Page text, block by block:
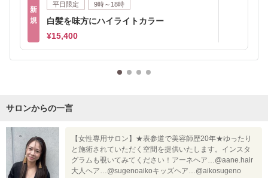
新
規
平日限定 9時～18時
白髪を味方にハイライトカラー
¥15,400
サロンからの一言
【女性専用サロン】★表参道で美容師歴20年★ゆったり
と施術されていただく空間を提供いたします。インスタ
グラムも覗いてみてください！アーネヘア…@aane.hair
大人ヘア…@sugenoaikoキッズヘア…@aikosugeno